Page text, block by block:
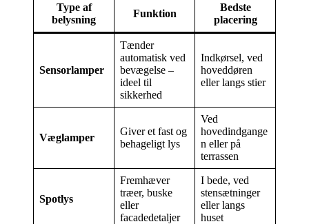
Type af
belysning
Funktion
Bedste
placering
Sensorlamper
Tænder
automatisk ved
bevægelse –
ideel til
sikkerhed
Indkørsel, ved
hoveddøren
eller langs stier
Væglamper
Giver et fast og
behageligt lys
Ved
hovedindgange
n eller på
terrassen
Spotlys
Fremhæver
træer, buske
eller
facadedetaljer
I bede, ved
stensætninger
eller langs
huset